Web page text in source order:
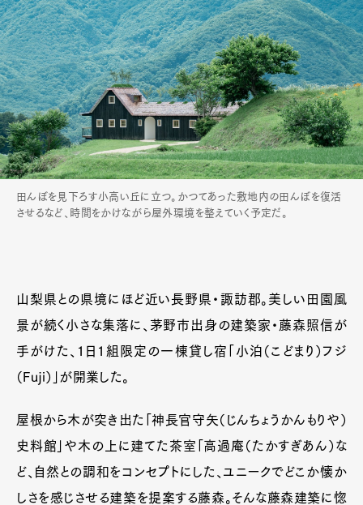
田んぼを見下ろす小高い丘に立つ。かつてあった敷地内の田んぼを復活
させるなど、時間をかけながら屋外環境を整えていく予定だ。
山梨県との県境にほど近い長野県・諏訪郡。美しい田園風
景が続く小さな集落に、茅野市出身の建築家・藤森照信が
手がけた、1日1組限定の一棟貸し宿「小泊（こどまり）フジ
（Fuji）」が開業した。
屋根から木が突き出た「神長官守矢（じんちょうかんもりや）
史料館」や木の上に建てた茶室「高過庵（たかすぎあん）な
ど、自然との調和をコンセプトにした、ユニークでどこか懐か
しさを感じさせる建築を提案する藤森。そんな藤森建築に惚